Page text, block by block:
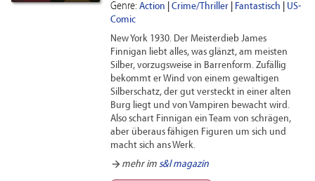
Genre: Action Crime/Thriller| Fantastisch
US-
Comic
New York 1930. Der Meisterdieb James
Finnigan liebt alles, was glänzt, am meisten
Silber, vorzugsweise in Barrenform. Zufällig
bekommt er Wind von einem gewaltigen
Silberschatz, der gut versteckt in einer alten
Burg liegt und von Vampiren bewacht wird.
Also schart Finnigan ein Team von schrägen,
aber überaus fähigen Figuren um sich und
macht sich ans Werk.
arrow_forward mehr im s&l magazin